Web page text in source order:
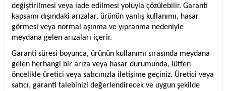
değiştirilmesi veya iade edilmesi yoluyla çözülebilir. Garanti
kapsamı dışındaki arızalar, ürünün yanlış kullanımı, hasar
görmesi veya normal aşınma ve yıpranma nedeniyle
meydana gelen arızaları içerir.
Garanti süresi boyunca, ürünün kullanımı sırasında meydana
gelen herhangi bir arıza veya hasar durumunda, lütfen
öncelikle üretici veya satıcınızla iletişime geçiniz. Üretici veya
satıcı, garanti talebinizi değerlendirecek ve uygun şekilde